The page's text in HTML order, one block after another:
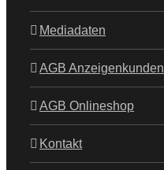
Mediadaten
AGB Anzeigenkunden
AGB Onlineshop
Kontakt